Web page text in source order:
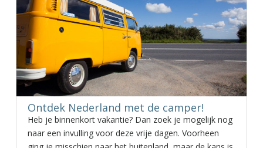
Ontdek Nederland met de camper!
Heb je binnenkort vakantie? Dan zoek je mogelijk nog
naar een invulling voor deze vrije dagen. Voorheen